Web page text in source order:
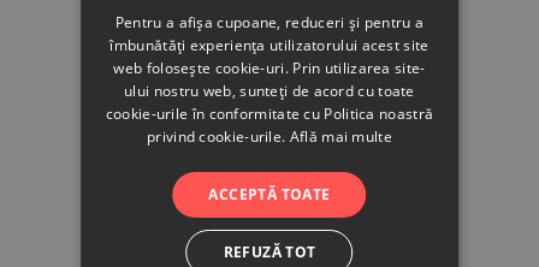
500
Pentru a afișa cupoane, reduceri și pentru a
îmbunătăți experiența utilizatorului acest site
web folosește cookie-uri. Prin utilizarea site-
ului nostru web, sunteți de acord cu toate
cookie-urile în conformitate cu Politica noastră
privind cookie-urile. Află mai multe
ACCEPTĂ TOATE
REFUZĂ TOT